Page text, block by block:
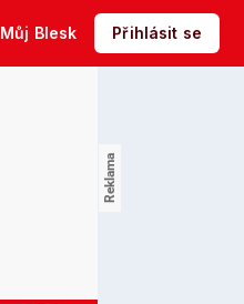
Můj Blesk Přihlásit se